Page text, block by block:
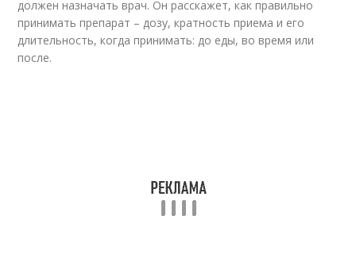
должен назначать врач. Он расскажет, как правильно
принимать препарат – дозу, кратность приема и его
длительность, когда принимать: до еды, во время или
после.